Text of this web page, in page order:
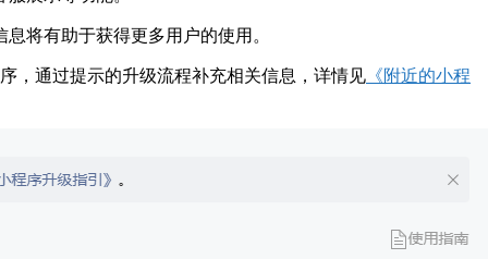
将有助于获得更多用户的使用。
，通过提示的升级流程补充相关信息，详情见 《附近的小程